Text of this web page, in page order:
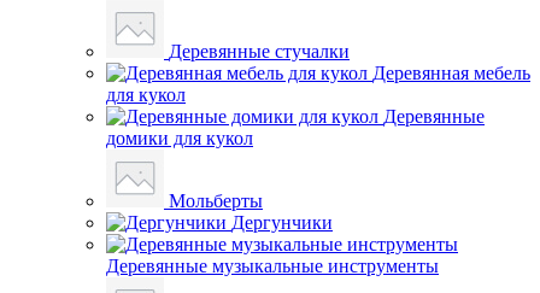
Деревянные стучалки
Деревянная мебель
для кукол
Деревянные
домики для кукол
Мольберты
Дергунчики
Деревянные музыкальные инструменты